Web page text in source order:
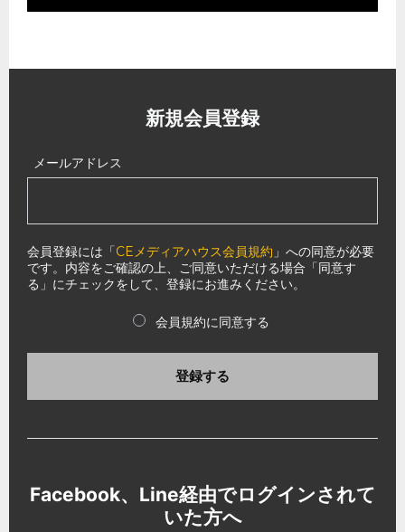
新規会員登録
メールアドレス
会員登録には「CEメディアハウス会員規約 」への同意が必要
です。内容をご確認の上、ご同意いただける場合「同意す
る」にチェックをして、登録にお進みください。
会員規約に同意する
登録する
Facebook、Line経由でログインされて
いた方へ